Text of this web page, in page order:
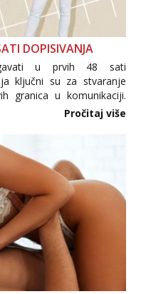
DOPISIVANJA
u prvih 48 sati
ključni su za stvaranje
granica u komunikaciji.
osobnih ili intimnih
još nije zaslužila to
Pročitaj više